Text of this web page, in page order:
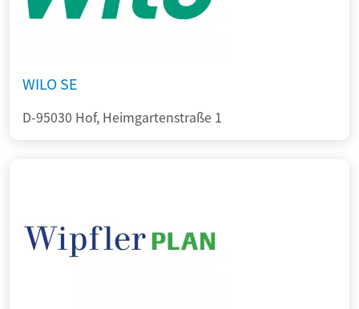
WILO SE
D-95030 Hof, Heimgartenstraße 1